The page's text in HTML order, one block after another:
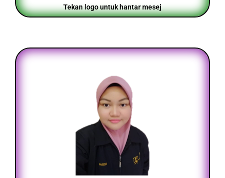
Tekan logo untuk hantar mesej